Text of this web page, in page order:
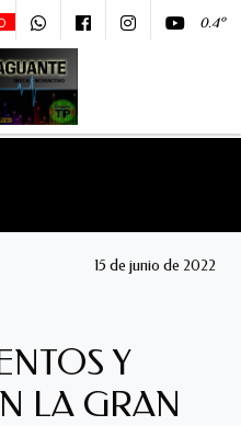
0.4º
15 de junio de 2022
Y
LA GRAN